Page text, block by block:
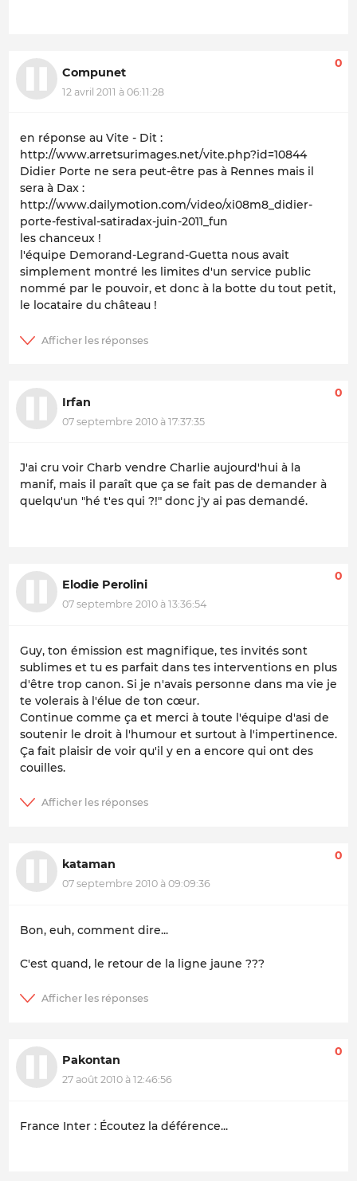
Compunet
12 avril 2011 à 06:11:28
0
en réponse au Vite - Dit :
http://www.arretsurimages.net/vite.php?id=10844
Didier Porte ne sera peut-être pas à Rennes mais il
sera à Dax :
http://www.dailymotion.com/video/xi08m8_didier-
porte-festival-satiradax-juin-2011_fun
les chanceux !
l'équipe Demorand-Legrand-Guetta nous avait
simplement montré les limites d'un service public
nommé par le pouvoir, et donc à la botte du tout petit,
le locataire du château !
Irfan
07 septembre 2010 à 17:37:35
0
J'ai cru voir Charb vendre Charlie aujourd'hui à la
manif, mais il paraît que ça se fait pas de demander à
quelqu'un "hé t'es qui ?!" donc j'y ai pas demandé.
Elodie Perolini
07 septembre 2010 à 13:36:54
0
Guy, ton émission est magnifique, tes invités sont
sublimes et tu es parfait dans tes interventions en plus
d'être trop canon. Si je n'avais personne dans ma vie je
te volerais à l'élue de ton cœur.
Continue comme ça et merci à toute l'équipe d'asi de
soutenir le droit à l'humour et surtout à l'impertinence.
Ça fait plaisir de voir qu'il y en a encore qui ont des
couilles.
kataman
07 septembre 2010 à 09:09:36
0
Bon, euh, comment dire...
C'est quand, le retour de la ligne jaune ???
Pakontan
27 août 2010 à 12:46:56
0
France Inter : Écoutez la déférence...